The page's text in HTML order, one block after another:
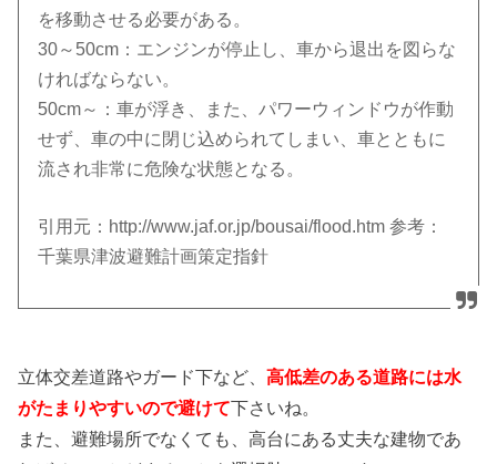
を移動させる必要がある。
30～50cm：エンジンが停止し、車から退出を図らな
ければならない。
50cm～：車が浮き、また、パワーウィンドウが作動
せず、車の中に閉じ込められてしまい、車とともに
流され非常に危険な状態となる。
引用元：http://www.jaf.or.jp/bousai/flood.htm 参考：
千葉県津波避難計画策定指針
立体交差道路やガード下など、高低差のある道路には水
がたまりやすいので避けて下さいね。
また、避難場所でなくても、高台にある丈夫な建物であ